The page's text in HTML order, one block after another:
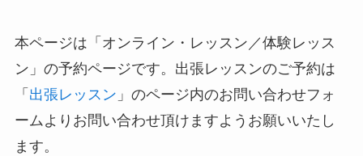
本ページは「オンライン・レッスン／体験レッス
ン」の予約ページです。出張レッスンのご予約は
「 出張レッスン 」のページ内のお問い合わせフォ
ームよりお問い合わせ頂けますようお願いいたし
ます。